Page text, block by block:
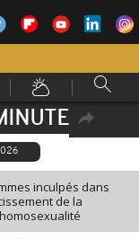
inculpés dans
de la